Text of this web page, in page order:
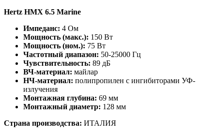
Hertz HMX 6.5 Marine
Импеданс: 4 Ом
Мощность (макс.): 150 Вт
Мощность (ном.): 75 Вт
Частотный диапазон: 50-25000 Гц
Чувствительность: 89 дБ
ВЧ-материал: майлар
НЧ-материал: полипропилен с ингибиторами УФ-
излучения
Монтажная глубина: 69 мм
Монтажный диаметр: 128 мм
Страна производства: ИТАЛИЯ